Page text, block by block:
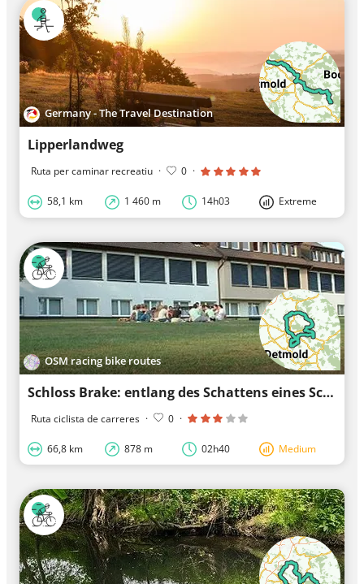
Germany - The Travel Destination
Lipperlandweg
Ruta per caminar recreatiu · 0 ·
58,1 km 1 460 m 14h03 Extreme
OSM racing bike routes
Schloss Brake: entlang des Schattens eines Schlosses
Ruta ciclista de carreres · 0 ·
66,8 km 878 m 02h40 Medium